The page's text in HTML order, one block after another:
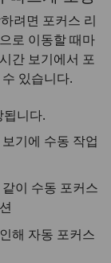
려면 포커스 리
로 이동할 때마
간 보기에서 포
있습니다.
니다.
기에 수동 작업
이 수동 포커스
해 자동 포커스